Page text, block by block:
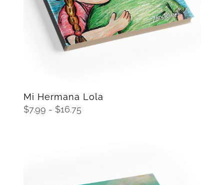
DETAILS
Mi Hermana Lola
$7.99 - $16.75Rango
hasta